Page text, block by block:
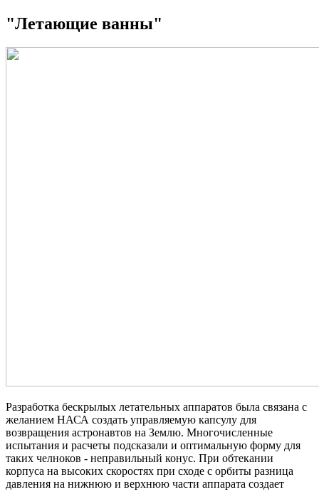
"Летающие ванны"
Разработка бескрылых летательных аппаратов была связана с
желанием НАСА создать управляемую капсулу для
возвращения астронавтов на Землю. Многочисленные
испытания и расчеты подсказали и оптимальную форму для
таких челноков - неправильный конус. При обтекании
корпуса на высоких скоростях при сходе с орбиты разница
давления на нижнюю и верхнюю части аппарата создает